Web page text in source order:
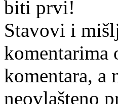
biti prvi!
Stavovi i
komentarima
komentara, a
neovlašteno